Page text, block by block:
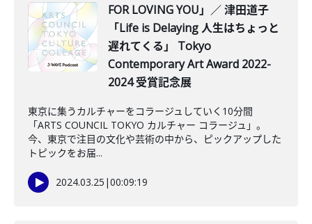
FOR LOVING YOU」／ 津田道子
「Life is Delaying 人生はちょっと
遅れてくる」 Tokyo
Contemporary Art Award 2022-
2024 受賞記念展
東京に集うカルチャーをコラージュしていく10分間
「ARTS COUNCIL TOKYO カルチャー コラージュ」。
今、東京で注目の文化や芸術の中から、ピックアップした
トピックをお届...
2024.03.25 |00:09:19